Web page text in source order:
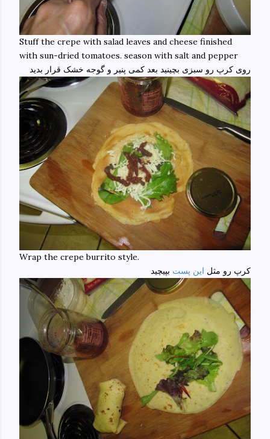
Stuff the crepe with salad leaves and cheese finished
with sun-dried tomatoes. season with salt and pepper
روی کرپ رو سبزی بچینید بعد کمی پنیر و گوجه خشک قرار بدید
Wrap the crepe burrito style.
کرپ رو مثل این پست بپیچید